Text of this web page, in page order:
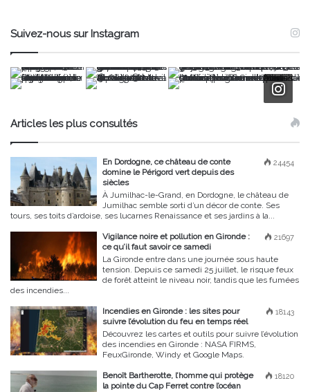
Suivez-nous sur Instagram
Articles les plus consultés
24454
En Dordogne, ce château de conte
domine le Périgord vert depuis des
siècles
À Jumilhac-le-Grand, en Dordogne, le château de
Jumilhac semble sorti d’un décor de conte. Ses
tours, ses toits d’ardoise, ses lucarnes Renaissance et ses jardins à la...
21697
Vigilance noire et pollution en Gironde :
ce qu’il faut savoir ce samedi
La Gironde entre dans une journée sous haute
tension. Depuis ce samedi 25 juillet, le risque feux
de forêt atteint le niveau noir, tandis que les fumées
des incendies...
18143
Incendies en Gironde : les sites pour
suivre l’évolution du feu en temps réel
Découvrez les cartes et outils pour suivre l’évolution
des incendies en Gironde : NASA FIRMS,
FeuxGironde, Windy et Google Maps.
18120
Benoît Bartherotte, l’homme qui protège
la pointe du Cap Ferret contre l’océan